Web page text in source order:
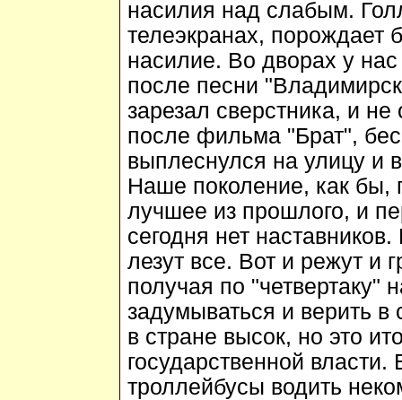
насилия над слабым.
телеэкранах, порождает
насилие. Во дворах у
после песни
зарезал сверстника, и
после фильма "Брат",
выплеснулся на улицу и
Наше поколение, как бы,
лучшее из прошлого, и
сегодня нет
лезут все. Вот и режут и
получая по "четвертаку"
задумываться и верить в
в стране высок, но это
государственной
троллейбусы водить